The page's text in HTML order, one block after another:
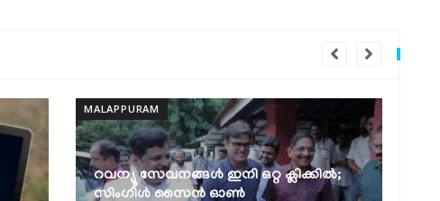
MALAPPURAM
പട്ടയവിതരണവും സ്മാർട്ട് വില്ലേജ്
നിർമ്മാണവും വേഗത്തിലാക്കാൻ